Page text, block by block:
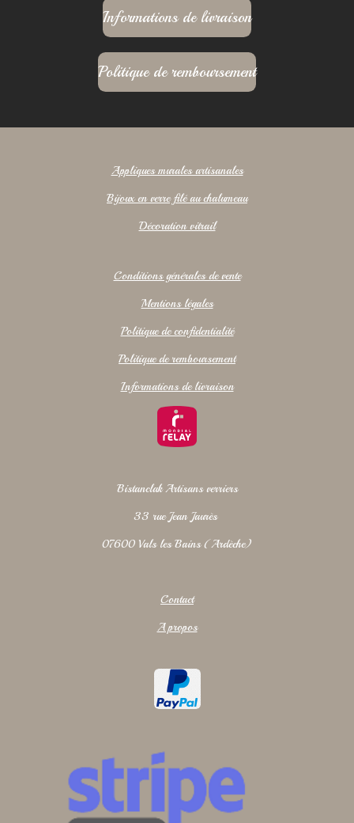
Informations de livraison
Politique de remboursement
Appliques murales artisanales
Bijoux en verre filé au chalumeau
Décoration vitrail
Conditions générales de vente
Mentions légales
Politique de confidentialité
Politique de remboursement
Informations de livraison
Bistanclak Artisans verriers
33 rue Jean Jaurès
07600 Vals les Bains (Ardèche)
Contact
A propos